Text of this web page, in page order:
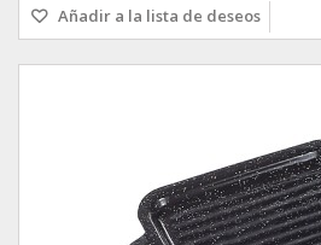
Añadir a la lista de deseos